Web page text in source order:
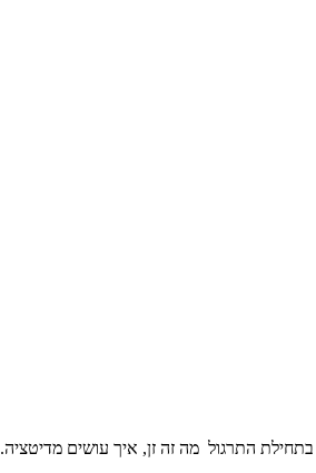
התרגול מה זה זן, איך עושים מדיטציה.